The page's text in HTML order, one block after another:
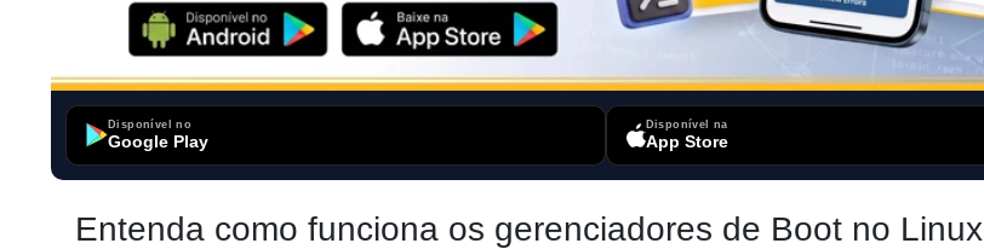
Disponível no
Google Play
Disponível na
App Store
Entenda como funciona os gerenciadores de Boot no Linux